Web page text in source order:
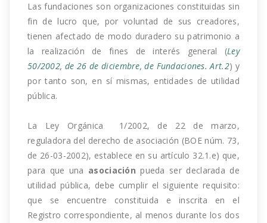
Las fundaciones son organizaciones constituidas sin
fin de lucro que, por voluntad de sus creadores,
tienen afectado de modo duradero su patrimonio a
la realización de fines de interés general (Ley
50/2002, de 26 de diciembre, de Fundaciones. Art.2) y
por tanto son, en sí mismas, entidades de utilidad
pública.
La Ley Orgánica 1/2002, de 22 de marzo,
reguladora del derecho de asociación (BOE núm. 73,
de 26-03-2002), establece en su artículo 32.1.e) que,
para que una asociación pueda ser declarada de
utilidad pública, debe cumplir el siguiente requisito:
que se encuentre constituida e inscrita en el
Registro correspondiente, al menos durante los dos